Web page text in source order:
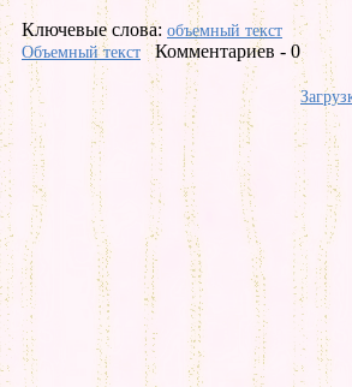
Ключевые слова: объемный текст
Объемный текст
Комментариев - 0